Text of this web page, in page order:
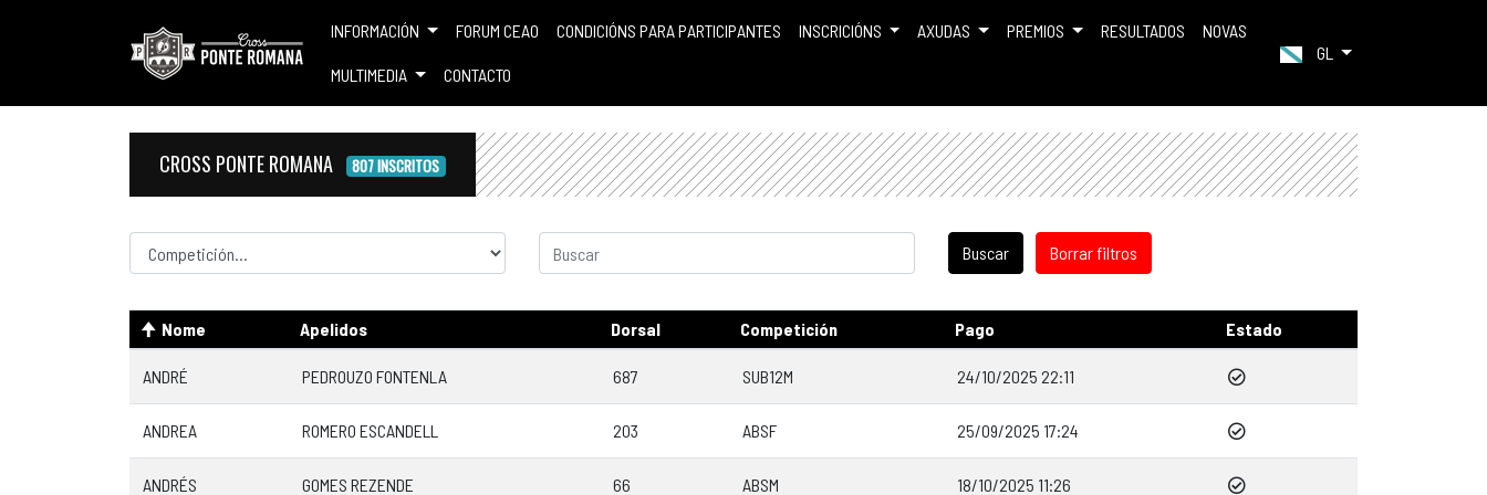
INFORMACIÓN FORUM CEAO CONDICIÓNS PARA PARTICIPANTES INSCRICIÓNS AXUDAS PREMIOS RESULTADOS NOVAS
MULTIMEDIA CONTACTO
GL
CROSS PONTE ROMANA 807 INSCRITOS
Competicion
Nome Apelidos Dorsal Competición Pago Estado
ANDRÉ PEDROUZO FONTENLA 687 SUB12M 24/10/2025 22:11
ANDREA ROMERO ESCANDELL 203 ABSF 25/09/2025 17:24
ANDRÉS GOMES REZENDE 66 ABSM 18/10/2025 11:26